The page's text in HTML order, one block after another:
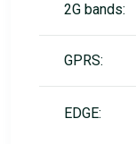
2G bands:
GPRS:
EDGE: